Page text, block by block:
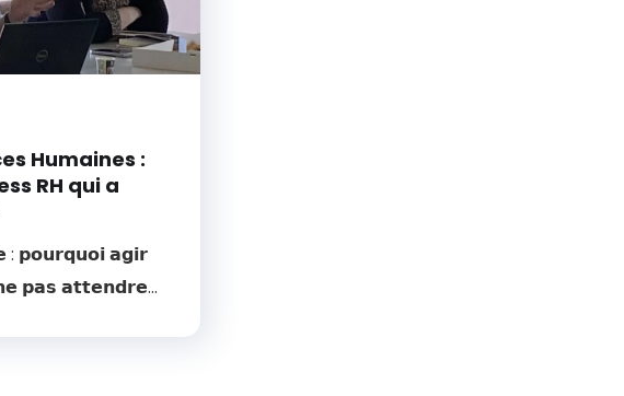
Humaines :
RH qui a
: 𝗽𝗼𝘂𝗿𝗾𝘂𝗼𝗶 𝗮𝗴𝗶𝗿
𝗽𝗮𝘀 𝗮𝘁𝘁𝗲𝗻𝗱𝗿𝗲...